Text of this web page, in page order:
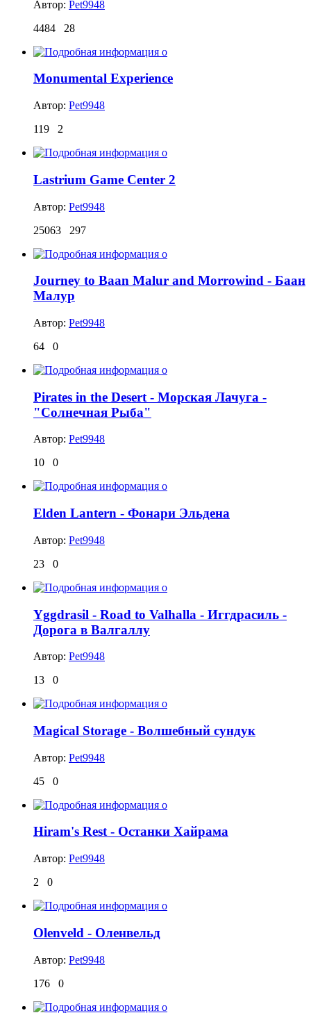
Автор: Pet9948
4484
28
Monumental Experience
Автор: Pet9948
119
2
Lastrium Game Center 2
Автор: Pet9948
25063
297
Journey to Baan Malur and Morrowind - Баан
Малур
Автор: Pet9948
64
0
Pirates in the Desert - Морская Лачуга -
"Солнечная Рыба"
Автор: Pet9948
10
0
Elden Lantern - Фонари Эльдена
Автор: Pet9948
23
0
Yggdrasil - Road to Valhalla - Иггдрасиль -
Дорога в Валгаллу
Автор: Pet9948
13
0
Magical Storage - Волшебный сундук
Автор: Pet9948
45
0
Hiram's Rest - Останки Хайрама
Автор: Pet9948
2
0
Olenveld - Оленвельд
Автор: Pet9948
176
0